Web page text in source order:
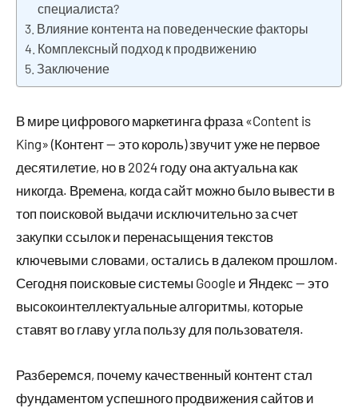
специалиста?
Влияние контента на поведенческие факторы
Комплексный подход к продвижению
Заключение
В мире цифрового маркетинга фраза «Content is
King» (Контент — это король) звучит уже не первое
десятилетие, но в 2024 году она актуальна как
никогда. Времена, когда сайт можно было вывести в
топ поисковой выдачи исключительно за счет
закупки ссылок и перенасыщения текстов
ключевыми словами, остались в далеком прошлом.
Сегодня поисковые системы Google и Яндекс — это
высокоинтеллектуальные алгоритмы, которые
ставят во главу угла пользу для пользователя.
Разберемся, почему качественный контент стал
фундаментом успешного продвижения сайтов и